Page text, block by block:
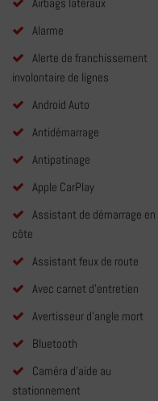
Alarme
Alerte de franchissement
involontaire de lignes
Android Auto
Antidémarrage
Antipatinage
Apple CarPlay
Assistant de démarrage en
côte
Assistant feux de route
Avec carnet d'entretien
Avertisseur d'angle mort
Bluetooth
Caméra d'aide au
stationnement